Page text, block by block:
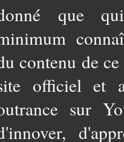
que
contenu de
officiel et
sur